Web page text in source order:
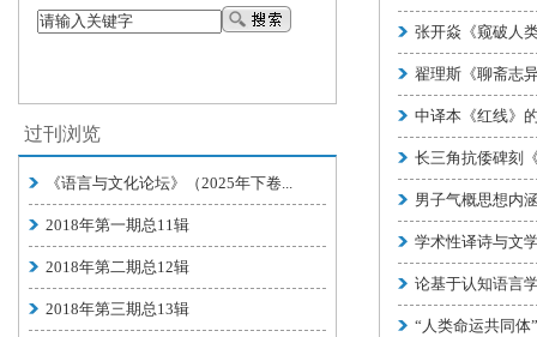
过刊浏览
《语言与文化论坛》（2025年下卷...
2018年第一期总11辑
2018年第二期总12辑
2018年第三期总13辑
张开焱《窥破人
翟理斯《聊斋志
中译本《红线》
长三角抗倭碑刻
男子气概思想内
学术性译诗与文
论基于认知语言
“人类命运共同体